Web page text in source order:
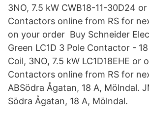
3NO, 7.5 kW CWB18-11-​30D24
Contactors online from RS for
on your order Buy Schneider
Green LC1D 3 Pole Contactor -
Coil, 3NO, 7.5 kW LC1D18EHE or
Contactors online from RS for
ABSödra Ågatan, 18 A, Mölndal.
Södra Ågatan, 18 A​, Mölndal.